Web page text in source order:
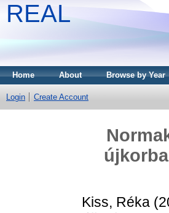
REAL
Home About Browse by Year
Login Create Account
Kiss, Réka